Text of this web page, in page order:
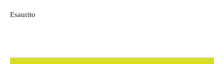
Esaurito